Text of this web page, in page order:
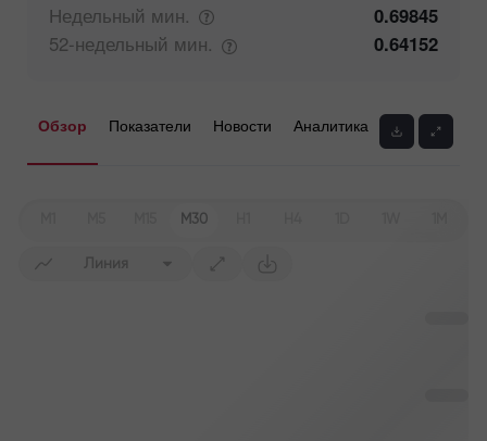
Недельный мин.
0.69845
52-недельный мин. 0.64152
Обзор Показатели Новости Аналитика
M30
Линия